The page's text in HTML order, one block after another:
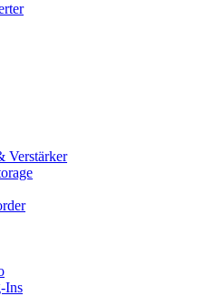
Verstärker
Ins